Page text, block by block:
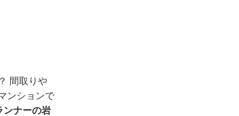
間取りや
ンションで
ンナーの岩